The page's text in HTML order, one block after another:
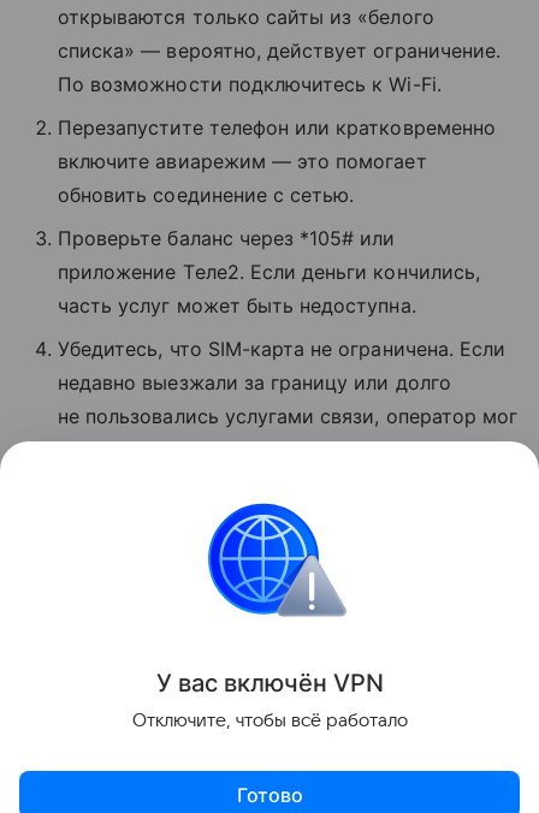
открываются только сайты из «белого
списка» — вероятно, действует ограничение.
По возможности подключитесь к Wi-Fi.
Перезапустите телефон или кратковременно
включите авиарежим — это помогает
обновить соединение с сетью.
Проверьте баланс через *105# или
приложение Tеле2. Если деньги кончились,
часть услуг может быть недоступна.
Убедитесь, что SIM-карта не ограничена. Если
недавно выезжали за границу или долго
не пользовались услугами связи, оператор мог
в поддержку по номеру 611 с мобильного T2.
Поделиться
У вас включён VPN
Отключите, чтобы всё работало
Готово